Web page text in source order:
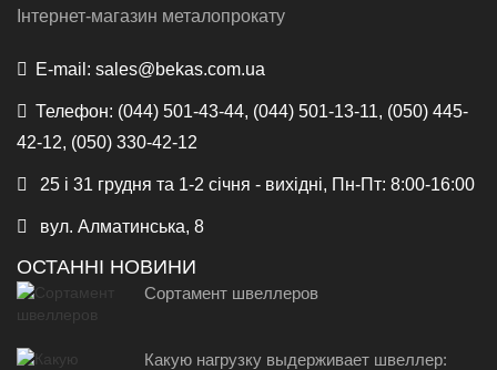
Інтернет-магазин металопрокату
E-mail: sales@bekas.com.ua
Телефон: (044) 501-43-44, (044) 501-13-11, (050) 445-
42-12, (050) 330-42-12
25 і 31 грудня та 1-2 січня - вихідні, Пн-Пт: 8:00-16:00
вул. Алматинська, 8
ОСТАННІ НОВИНИ
Сортамент швеллеров
Какую нагрузку выдерживает швеллер: